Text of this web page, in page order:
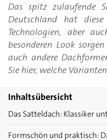
Das spitz zulaufende
Deutschland hat
Technologien, aber
besonderen Look
auch andere
Sie hier, welche
Inhaltsübersicht
Das Satteldach: Klassiker
Formschön und praktisch: